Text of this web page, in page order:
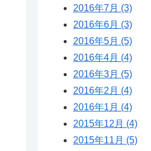
2016年7月 (3)
2016年6月 (3)
2016年5月 (5)
2016年4月 (4)
2016年3月 (5)
2016年2月 (4)
2016年1月 (4)
2015年12月 (4)
2015年11月 (5)